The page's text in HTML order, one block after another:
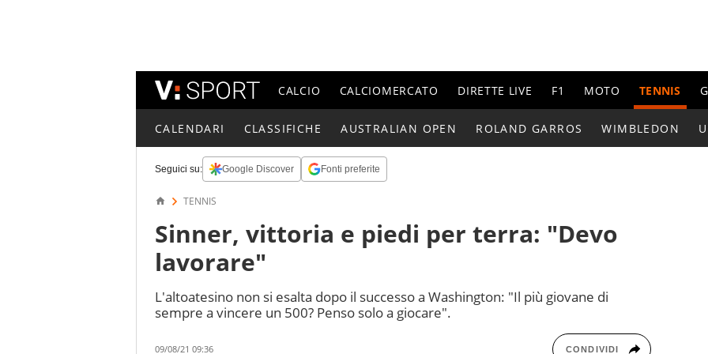
CALCIO CALCIOMERCATO DIRETTE LIVE F1 MOTO TENNIS
CALENDARI CLASSIFICHE AUSTRALIAN OPEN ROLAND GARROS WIMBLEDON
Seguici su: Google Discover Fonti preferite
TENNIS
Sinner, vittoria e piedi per terra: "Devo
lavorare"
L'altoatesino non si esalta dopo il successo a Washington: "Il più giovane di
sempre a vincere un 500? Penso solo a giocare".
09/08/21 09:36 CONDIVIDI